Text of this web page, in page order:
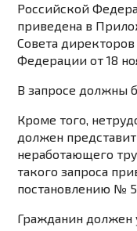
Российской
приведена в
Совета
Федерации от 18
В запросе должны
Кроме того,
должен
неработающего
такого запроса
постановлению №
Гражданин